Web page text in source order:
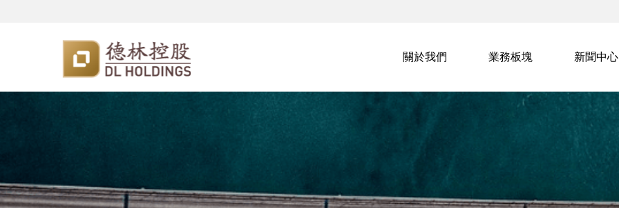
關於我們 業務板塊 新聞中心